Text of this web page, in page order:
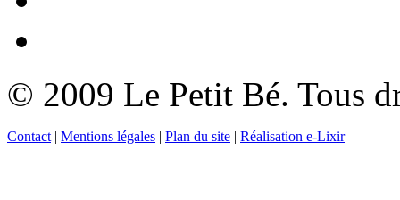
© 2009 Le Petit Bé. Tous
Contact | Mentions légales | Plan du site | Réalisation e-Lixir